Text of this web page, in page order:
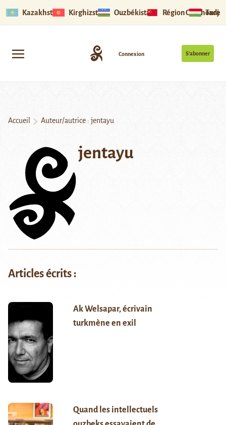
Kazakhstan Kirghizstan Ouzbékistan Région Ouïghoure
S’abonner
Connexion
Accueil Auteur/autrice : jentayu
jentayu
Articles écrits :
Ak Welsapar, écrivain
turkmène en exil
Quand les intellectuels